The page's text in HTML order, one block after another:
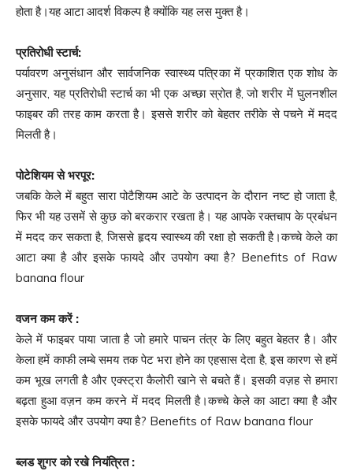
होता है।यह आटा आदर्श विकल्प है क्योंकि यह लस मुक्त है।
प्रतिरोधी स्टार्च:
पर्यावरण अनुसंधान और सार्वजनिक स्वास्थ्य पत्रिका में प्रकाशित एक शोध के
अनुसार, यह प्रतिरोधी स्टार्च का भी एक अच्छा स्रोत है, जो शरीर में घुलनशील
फाइबर की तरह काम करता है। इससे शरीर को बेहतर तरीके से पचने में मदद
मिलती है।
पोटेशियम से भरपूर:
जबकि केले में बहुत सारा पोटैशियम आटे के उत्पादन के दौरान नष्ट हो जाता है,
फिर भी यह उसमें से कुछ को बरकरार रखता है। यह आपके रक्तचाप के प्रबंधन
में मदद कर सकता है, जिससे हृदय स्वास्थ्य की रक्षा हो सकती है।कच्‍चे केले का
आटा क्या है और इसके फायदे और उपयोग क्या है? Benefits of Raw
banana flour
वजन कम करें :
केले में फाइबर पाया जाता है जो हमारे पाचन तंत्र के लिए बहुत बेहतर है। और
केला हमें काफी लम्बे समय तक पेट भरा होने का एहसास देता है, इस कारण से हमें
कम भूख लगती है और एक्‍स्‍ट्रा कैलोरी खाने से बचते हैं। इसकी वज़ह से हमारा
बढ़ता हुआ वज़न कम करने में मदद मिलती है।कच्‍चे केले का आटा क्या है और
इसके फायदे और उपयोग क्या है? Benefits of Raw banana flour
ब्लड शुगर को रखे नियंत्रित: